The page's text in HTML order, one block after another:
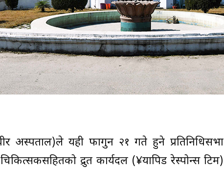
(वीर अस्पताल)ले यही फागुन २१ गते हुने प्रतिनिधिसभा
द्रुत कार्यदल (¥यापिड रेस्पोन्स टिम)